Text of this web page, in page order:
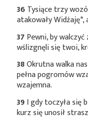
36 Tysiące trzy
atakowałyWidźaję*,
37 Pewni, by
wślizgnęli się twoi,
38Okrutna walka
pełna pogromów
wzajemna.
39I gdy toczyła się
kurz się unosił